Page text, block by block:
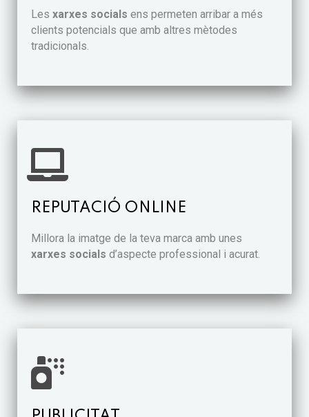
Les xarxes socials ens permeten arribar a més
clients potencials que amb altres mètodes
tradicionals.
REPUTACIÓ ONLINE
Millora la imatge de la teva marca amb unes
xarxes socials d’aspecte professional i acurat.